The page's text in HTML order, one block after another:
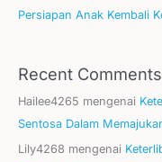
Persiapan Anak Kembali
Recent Comments
Hailee4265 mengenai
Sentosa Dalam
Lily4268 mengenai